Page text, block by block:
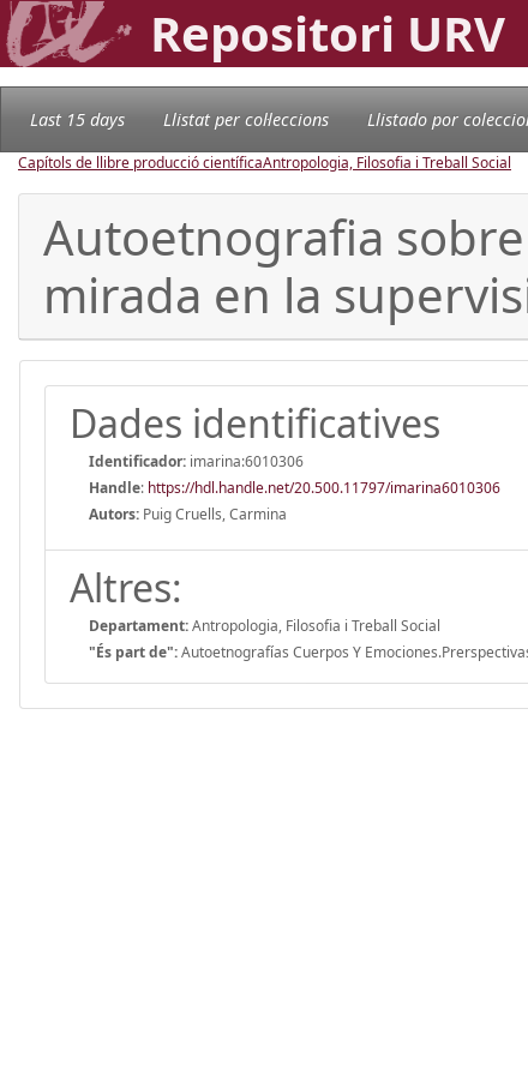
Repositori URV
Last 15 days Llistat per col·leccions Llistado por
Capítols de llibre producció científicaAntropologia, Filosofia i Treball Social
Autoetnografia
mirada en la
Dades identificatives
Identificador: imarina:6010306
Handle: https://hdl.handle.net/20.500.11797/imarina6010306
Autors: Puig Cruells, Carmina
Altres:
Departament:Antropologia, Filosofia i Treball Social
"És part de":Autoetnografías Cuerpos Y